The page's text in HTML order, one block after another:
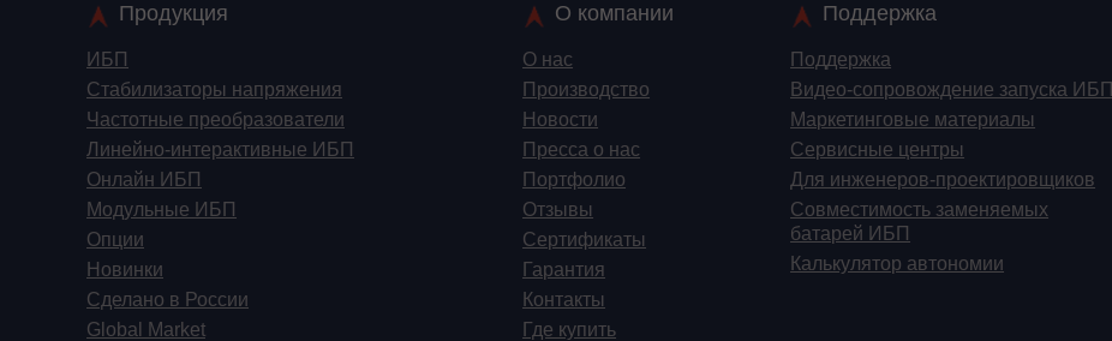
Продукция
ИБП
Стабилизаторы напряжения
Частотные преобразователи
Линейно-интерактивные ИБП
Онлайн ИБП
Модульные ИБП
Опции
Новинки
Сделано в России
Global Market
О компании
О нас
Производство
Новости
Пресса о нас
Портфолио
Отзывы
Сертификаты
Гарантия
Контакты
Где купить
Поддержка
Поддержка
Видео-сопровождение запуска ИБП
Маркетинговые материалы
Сервисные центры
Для инженеров-проектировщиков
Cовместимость заменяемых
батарей ИБП
Калькулятор автономии